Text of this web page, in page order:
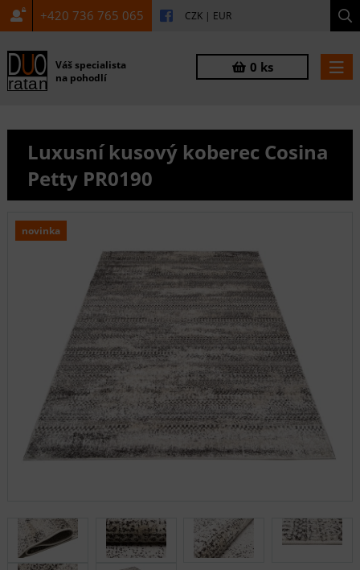
+420 736 765 065 CZK | EUR
Váš specialista
na pohodlí
0 ks
Luxusní kusový koberec Cosina
Petty PR0190
novinka